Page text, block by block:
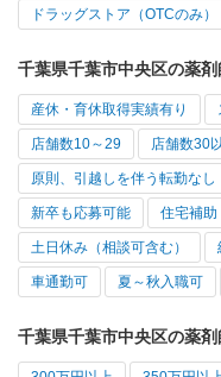
ドラッグストア（OTCのみ）
千葉県千葉市中央区の薬
産休・育休取得実績有り
店舗数10～29 店舗数30
原則、引越しを伴う転勤なし
新卒も応募可能 住宅補助
土日休み（相談可含む）
車通勤可 夏～秋入職可
千葉県千葉市中央区の薬